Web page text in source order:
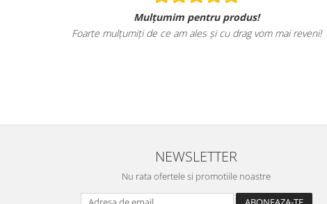
Mulțumim pentru produs!
Foarte mulțumiți de ce am ales și cu drag vom mai reveni!
NEWSLETTER
Nu rata ofertele si promotiile noastre